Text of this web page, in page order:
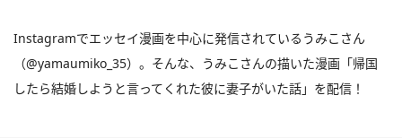
Instagramでエッセイ漫画を中心に発信されているうみこさん
（@yamaumiko_35）。そんな、うみこさんの描いた漫画「帰国
したら結婚しようと言ってくれた彼に妻子がいた話」を配信！